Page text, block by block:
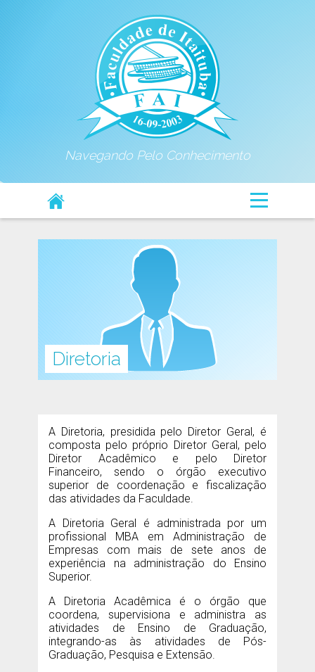
Navegando Pelo Conhecimento
Diretoria
A Diretoria, presidida pelo Diretor Geral, é
composta pelo próprio Diretor Geral, pelo
Diretor Acadêmico e pelo Diretor
Financeiro, sendo o órgão executivo
superior de coordenação e fiscalização
das atividades da Faculdade.
A Diretoria Geral é administrada por um
profissional MBA em Administração de
Empresas com mais de sete anos de
experiência na administração do Ensino
Superior.
A Diretoria Acadêmica é o órgão que
coordena, supervisiona e administra as
atividades de Ensino de Graduação,
integrando-as às atividades de Pós-
Graduação, Pesquisa e Extensão.